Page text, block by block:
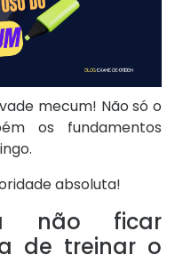
mecum! Não só o
os fundamentos
absoluta!
não ficar
de treinar o